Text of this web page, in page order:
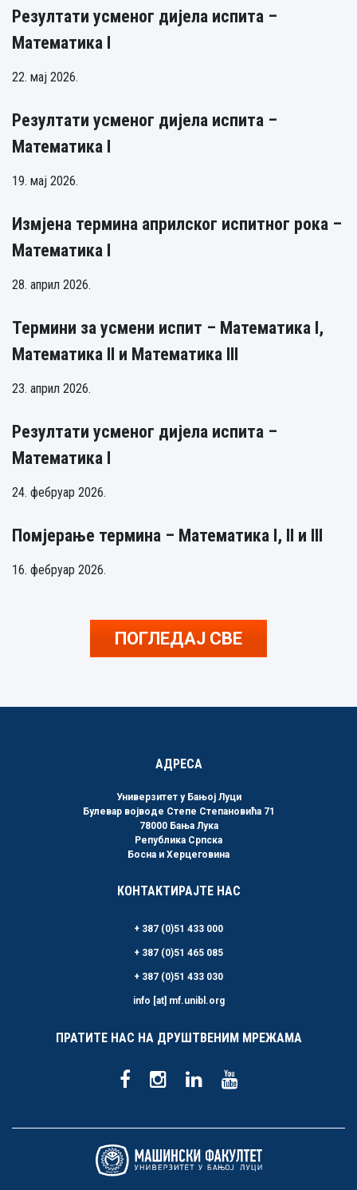
Резултати усменог дијела испита –
Математика I
22. мај 2026.
Резултати усменог дијела испита –
Математика I
19. мај 2026.
Измјена термина априлског испитног рока –
Математика I
28. април 2026.
Термини за усмени испит – Математика I,
Математика II и Математика III
23. април 2026.
Резултати усменог дијела испита –
Математика I
24. фебруар 2026.
Помјерање термина – Математика I, II и III
16. фебруар 2026.
ПОГЛЕДАЈ СВЕ
АДРЕСА
Универзитет у Бањој Луци
Булевар војводе Степе Степановића 71
78000 Бања Лука
Република Српска
Босна и Херцеговина
КОНТАКТИРАЈТЕ НАС
+ 387 (0)51 433 000
+ 387 (0)51 465 085
+ 387 (0)51 433 030
info [at] mf.unibl.org
ПРАТИТЕ НАС НА ДРУШТВЕНИМ МРЕЖАМА